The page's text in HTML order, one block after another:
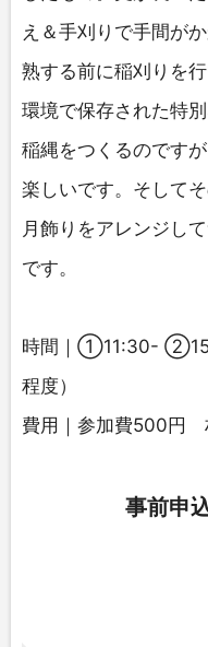
え＆手刈りで手間が
熟する前に稲刈りを
環境で保存された特
稲縄をつくるのです
楽しいです。そして
月飾りをアレンジし
です。
時間｜①11:30-
程度）
費用｜参加費500円
事前申